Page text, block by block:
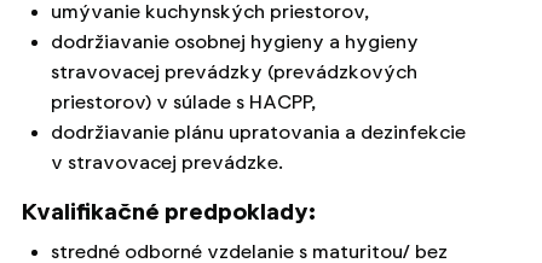
umývanie kuchynských priestorov,
dodržiavanie osobnej hygieny a hygieny
stravovacej prevádzky (prevádzkových
priestorov) v súlade s HACPP,
dodržiavanie plánu upratovania a dezinfekcie
v stravovacej prevádzke.
Kvalifikačné predpoklady:
stredné odborné vzdelanie s maturitou/ bez